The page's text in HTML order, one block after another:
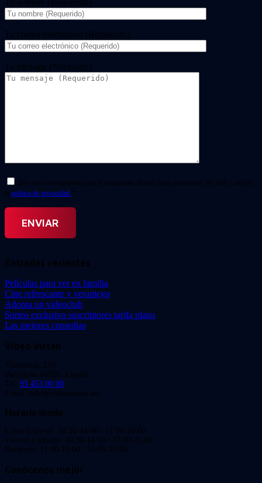
Tu nombre (Requerido)
Tu correo electrónico (Requerido)
Tu mensaje (Necesario)
Doy mi consentimiento para el tratamiento de mis datos personales. He leído y acepto
la política de privacidad. *
Entradas recientes
Películas para ver en familia
Cine refrescante y veraniego
Adopta un videoclub
Sorteo exclusivo suscriptores tarifa plana
Las mejores comedias
Video Instan
Viladomat, 239
Barcelona 08029. España.
Tel: 93 453 00 00
Email: info@videoinstan.net
Horario tienda
Lunes a jueves: 10:30-14:00 / 17:00-20:00
Viernes y sábado: 10:30-14:00 / 17:00-21:00
Domingo: 11:00-15:00 / 16:00-20:00
Conócenos mejor